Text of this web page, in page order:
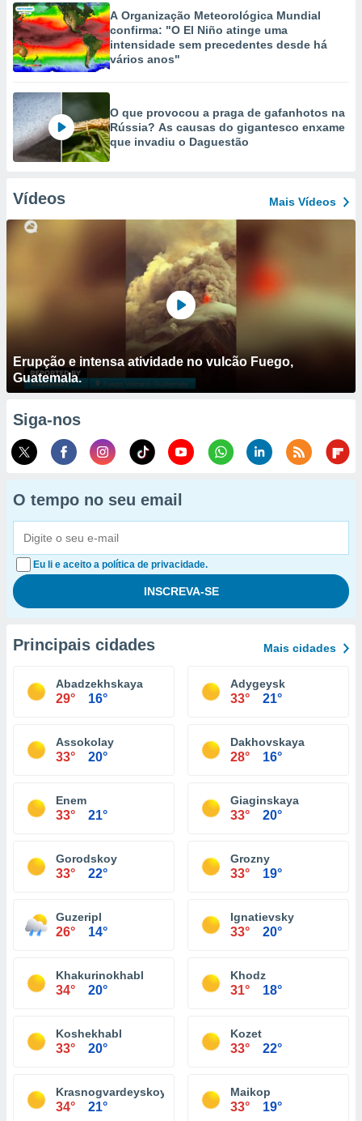
A Organização Meteorológica Mundial
confirma: "O El Niño atinge uma
intensidade sem precedentes desde há
vários anos"
O que provocou a praga de gafanhotos na
Rússia? As causas do gigantesco enxame
que invadiu o Daguestão
Vídeos Mais Vídeos
Erupção e intensa atividade no vulcão Fuego,
Guatemala.
Siga-nos
O tempo no seu email
Eu li e aceito a política de privacidade.
Principais cidades Mais cidades
Abadzekhskaya
29° 16°
Adygeysk
33° 21°
Assokolay
33° 20°
Dakhovskaya
28° 16°
Enem
33° 21°
Giaginskaya
33° 20°
Gorodskoy
33° 22°
Grozny
33° 19°
Guzeripl
26° 14°
Ignatievsky
33° 20°
Khakurinokhabl
34° 20°
Khodz
31° 18°
Koshekhabl
33° 20°
Kozet
33° 22°
Krasnogvardeyskoye
34° 21°
Maikop
33° 19°